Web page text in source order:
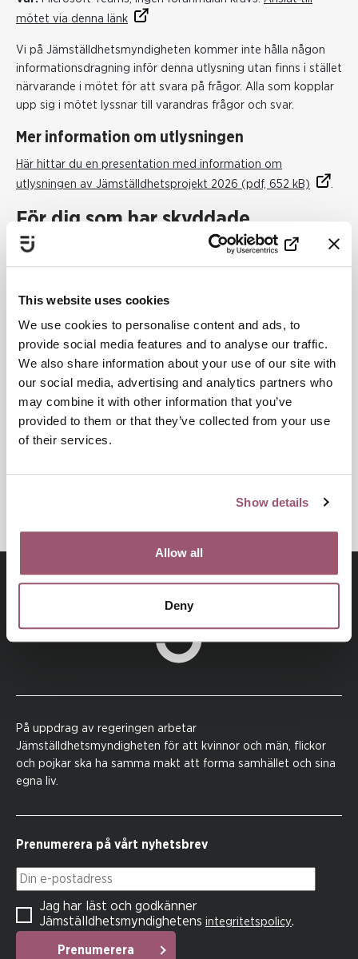
This website uses cookies
We use cookies to personalise content and ads, to
provide social media features and to analyse our traffic.
We also share information about your use of our site with
our social media, advertising and analytics partners who
may combine it with other information that you’ve
provided to them or that they’ve collected from your use
of their services.
Show details
Allow all
Deny
mötet via denna länk
Vi på Jämställdhetsmyndigheten kommer inte hålla någon
informationsdragning inför denna utlysning utan finns i stället
närvarande i mötet för att svara på frågor. Alla som kopplar
upp sig i mötet lyssnar till varandras frågor och svar.
Mer information om utlysningen
Här hittar du en presentation med information om
utlysningen av Jämställdhetsprojekt 2026 (pdf, 652 kB)
.
För dig som har skyddade
personuppgifter
myndighetens registrator. Säg att det gäller skyddade
Publiceringsdatum:
Senast uppdaterad:30 januari 2026
Dela
På uppdrag av regeringen arbetar
Jämställdhetsmyndigheten för att kvinnor och män, flickor
och pojkar ska ha samma makt att forma samhället och sina
egna liv.
Prenumerera på vårt nyhetsbrev
Din e-postadress
Prenumerera
Jag har läst och godkänner
Jämställdhetsmyndighetens integritetspolicy.